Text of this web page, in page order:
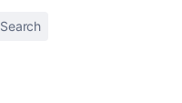
Search